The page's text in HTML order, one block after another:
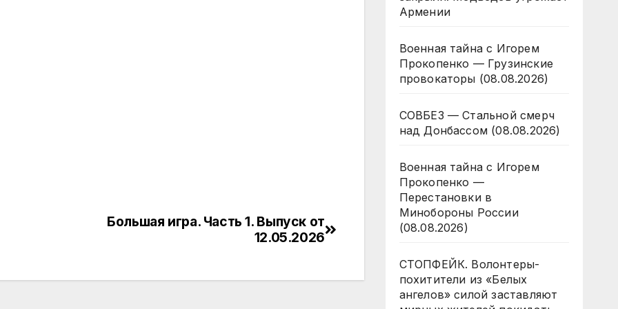
Большая игра. Часть 1. Выпуск от
12.05.2026
Армении
Военная тайна с Игорем
Прокопенко — Грузинские
провокаторы (08.08.2026)
СОВБЕЗ — Стальной смерч
над Донбассом (08.08.2026)
Военная тайна с Игорем
Прокопенко —
Перестановки в
Минобороны России
(08.08.2026)
СТОПФЕЙК. Волонтеры-
похитители из «Белых
ангелов» силой заставляют